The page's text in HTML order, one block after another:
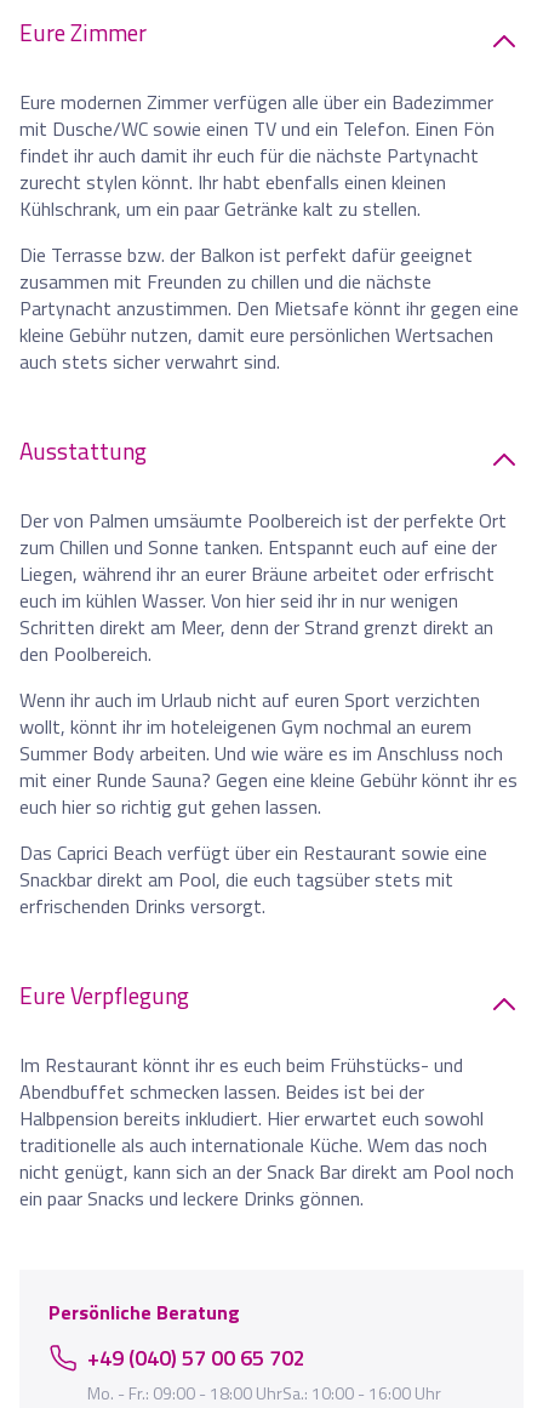
Eure Zimmer
Eure modernen Zimmer verfügen alle über ein Badezimmer
mit Dusche/WC sowie einen TV und ein Telefon. Einen Fön
findet ihr auch damit ihr euch für die nächste Partynacht
zurecht stylen könnt. Ihr habt ebenfalls einen kleinen
Kühlschrank, um ein paar Getränke kalt zu stellen.
Die Terrasse bzw. der Balkon ist perfekt dafür geeignet
zusammen mit Freunden zu chillen und die nächste
Partynacht anzustimmen. Den Mietsafe könnt ihr gegen eine
kleine Gebühr nutzen, damit eure persönlichen Wertsachen
auch stets sicher verwahrt sind.
Ausstattung
Der von Palmen umsäumte Poolbereich ist der perfekte Ort
zum Chillen und Sonne tanken. Entspannt euch auf eine der
Liegen, während ihr an eurer Bräune arbeitet oder erfrischt
euch im kühlen Wasser. Von hier seid ihr in nur wenigen
Schritten direkt am Meer, denn der Strand grenzt direkt an
den Poolbereich.
Wenn ihr auch im Urlaub nicht auf euren Sport verzichten
wollt, könnt ihr im hoteleigenen Gym nochmal an eurem
Summer Body arbeiten. Und wie wäre es im Anschluss noch
mit einer Runde Sauna? Gegen eine kleine Gebühr könnt ihr es
euch hier so richtig gut gehen lassen.
Das Caprici Beach verfügt über ein Restaurant sowie eine
Snackbar direkt am Pool, die euch tagsüber stets mit
erfrischenden Drinks versorgt.
Eure Verpflegung
Im Restaurant könnt ihr es euch beim Frühstücks- und
Abendbuffet schmecken lassen. Beides ist bei der
Halbpension bereits inkludiert. Hier erwartet euch sowohl
traditionelle als auch internationale Küche. Wem das noch
nicht genügt, kann sich an der Snack Bar direkt am Pool noch
ein paar Snacks und leckere Drinks gönnen.
Persönliche Beratung
+49 (040) 57 00 65 702
Mo. - Fr.: 09:00 - 18:00 UhrSa.: 10:00 - 16:00 Uhr